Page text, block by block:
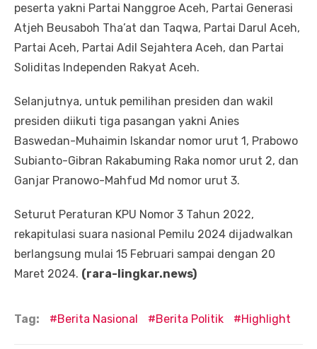
peserta yakni Partai Nanggroe Aceh, Partai Generasi
Atjeh Beusaboh Tha’at dan Taqwa, Partai Darul Aceh,
Partai Aceh, Partai Adil Sejahtera Aceh, dan Partai
Soliditas Independen Rakyat Aceh.
Selanjutnya, untuk pemilihan presiden dan wakil
presiden diikuti tiga pasangan yakni Anies
Baswedan-Muhaimin Iskandar nomor urut 1, Prabowo
Subianto-Gibran Rakabuming Raka nomor urut 2, dan
Ganjar Pranowo-Mahfud Md nomor urut 3.
Seturut Peraturan KPU Nomor 3 Tahun 2022,
rekapitulasi suara nasional Pemilu 2024 dijadwalkan
berlangsung mulai 15 Februari sampai dengan 20
Maret 2024. (rara-lingkar.news)
Tag: Berita Nasional Berita Politik Highlight